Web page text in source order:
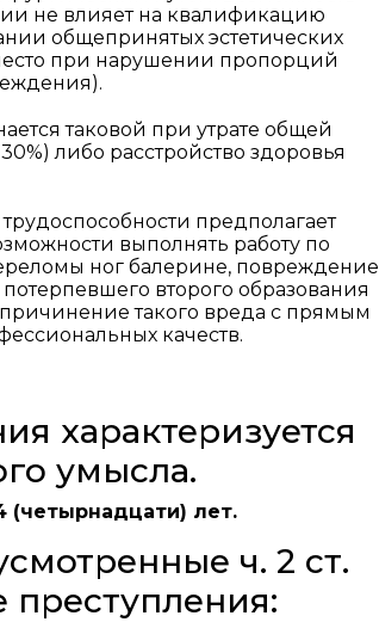
не влияет на квалификацию
общепринятых эстетических
при нарушении пропорций
таковой при утрате общей
либо расстройство здоровья
предполагает
выполнять работу по
ног балерине, повреждение
второго образования
такого вреда с прямым
качеств.
характеризуется
умысла.
(четырнадцати) лет.
ч. 2 ст.